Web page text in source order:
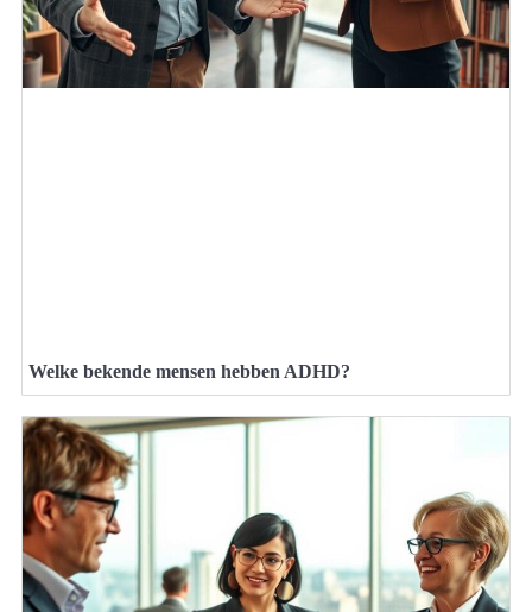
Welke bekende mensen hebben ADHD?